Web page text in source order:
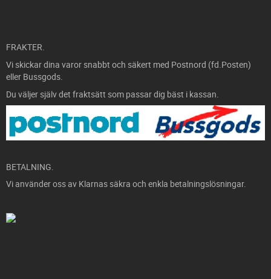
FRAKTER.
Vi skickar dina varor snabbt och säkert med Postnord (fd.Posten)
eller Bussgods.
Du väljer själv det fraktsätt som passar dig bäst i kassan.
BETALNING.
Vi använder oss av Klarnas säkra och enkla betalningslösningar.